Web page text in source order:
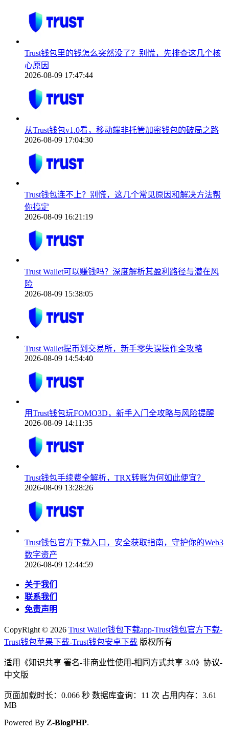
Trust钱包里的钱怎么突然没了？别慌，先排查这几个核
心原因
2026-08-09 17:47:44
从Trust钱包v1.0看，移动端非托管加密钱包的破局之路
2026-08-09 17:04:30
Trust钱包连不上？别慌，这几个常见原因和解决方法帮
你搞定
2026-08-09 16:21:19
Trust Wallet可以赚钱吗？深度解析其盈利路径与潜在风
险
2026-08-09 15:38:05
Trust Wallet提币到交易所，新手零失误操作全攻略
2026-08-09 14:54:40
用Trust钱包玩FOMO3D，新手入门全攻略与风险提醒
2026-08-09 14:11:35
Trust钱包手续费全解析，TRX转账为何如此便宜？
2026-08-09 13:28:26
Trust钱包官方下载入口，安全获取指南，守护你的Web3
数字资产
2026-08-09 12:44:59
关于我们
联系我们
免责声明
CopyRight © 2026 Trust Wallet钱包下载app-Trust钱包官方下载-
Trust钱包苹果下载-Trust钱包安卓下载 版权所有
适用《知识共享 署名-非商业性使用-相同方式共享 3.0》协议-
中文版
页面加载时长：0.066 秒 数据库查询：11 次 占用内存：3.61
MB
Powered By Z-BlogPHP.